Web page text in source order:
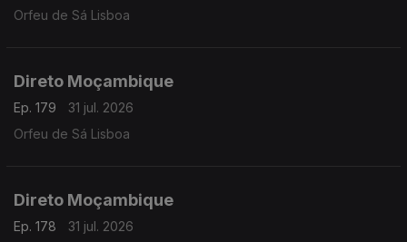
Orfeu de Sá Lisboa
Direto Moçambique
Ep. 179
31 jul. 2026
Orfeu de Sá Lisboa
Direto Moçambique
Ep. 178
31 jul. 2026